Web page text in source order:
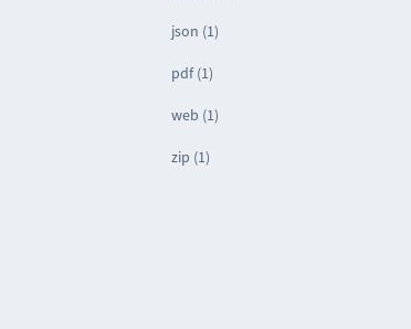
json (1)
pdf (1)
web (1)
zip (1)